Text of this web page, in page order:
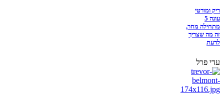
ריק ומורטי
עונה 5
מתחילה מחר,
זה מה שצריך
לדעת
עדי פרל